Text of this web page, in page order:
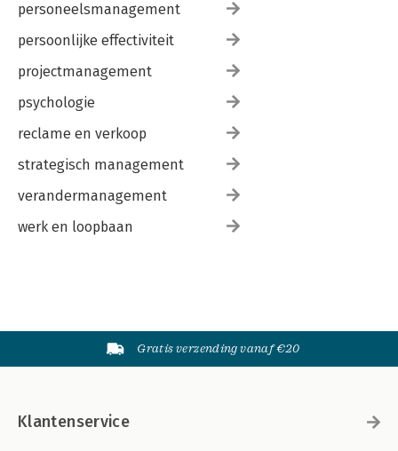
personeelsmanagement
persoonlijke effectiviteit
projectmanagement
psychologie
reclame en verkoop
strategisch management
verandermanagement
werk en loopbaan
Gratis verzending vanaf €20
Klantenservice